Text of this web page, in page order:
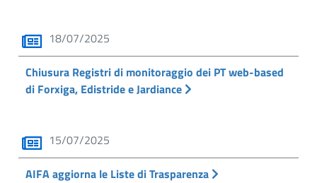
18/07/2025
Chiusura Registri di monitoraggio dei PT web-based
di Forxiga, Edistride e Jardiance
15/07/2025
AIFA aggiorna le Liste di Trasparenza